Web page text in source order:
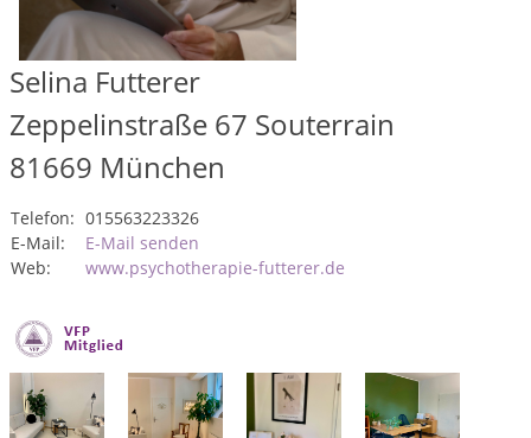
Selina Futterer
Zeppelinstraße 67 Souterrain
81669 München
Telefon: 015563223326
E-Mail:
E-Mail senden
Web:
www.psychotherapie-futterer.de